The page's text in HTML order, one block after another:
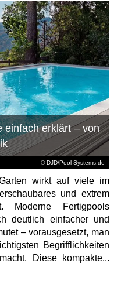
© DJD/Pool-Systems.de
einfach erklärt – von
wirkt auf viele im
und extrem
Moderne Fertigpools
deutlich einfacher und
– vorausgesetzt, man
Begrifflichkeiten
Diese kompakte...